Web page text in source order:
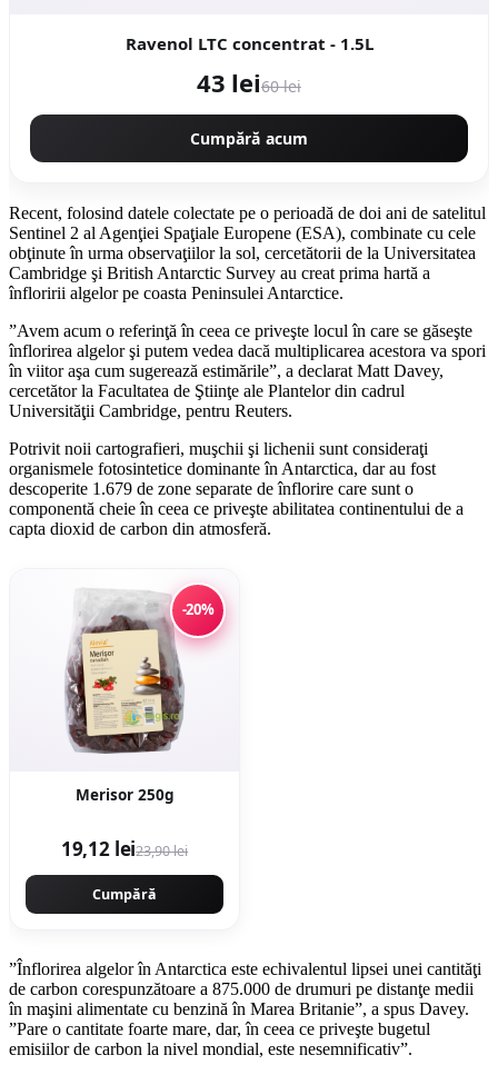
Ravenol LTC concentrat - 1.5L
43 lei60 lei
Cumpără acum
Recent, folosind datele colectate pe o perioadă de doi ani de satelitul
Sentinel 2 al Agenţiei Spaţiale Europene (ESA), combinate cu cele
obţinute în urma observaţiilor la sol, cercetătorii de la Universitatea
Cambridge şi British Antarctic Survey au creat prima hartă a
înfloririi algelor pe coasta Peninsulei Antarctice.
”Avem acum o referinţă în ceea ce priveşte locul în care se găseşte
înflorirea algelor şi putem vedea dacă multiplicarea acestora va spori
în viitor aşa cum sugerează estimările”, a declarat Matt Davey,
cercetător la Facultatea de Ştiinţe ale Plantelor din cadrul
Universităţii Cambridge, pentru Reuters.
Potrivit noii cartografieri, muşchii şi lichenii sunt consideraţi
organismele fotosintetice dominante în Antarctica, dar au fost
descoperite 1.679 de zone separate de înflorire care sunt o
componentă cheie în ceea ce priveşte abilitatea continentului de a
capta dioxid de carbon din atmosferă.
-20%
Merisor 250g
19,12 lei23,90 lei
Cumpără
”Înflorirea algelor în Antarctica este echivalentul lipsei unei cantităţi
de carbon corespunzătoare a 875.000 de drumuri pe distanţe medii
în maşini alimentate cu benzină în Marea Britanie”, a spus Davey.
”Pare o cantitate foarte mare, dar, în ceea ce priveşte bugetul
emisiilor de carbon la nivel mondial, este nesemnificativ”.